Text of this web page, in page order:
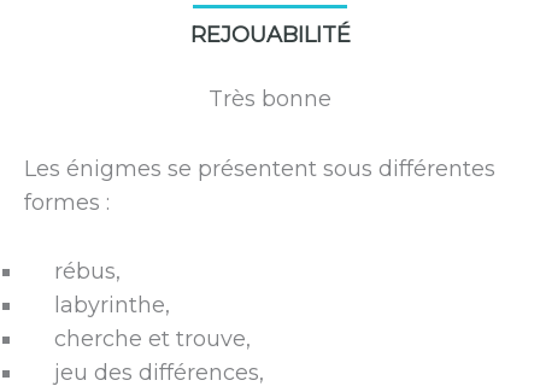
REJOUABILITÉ
Très bonne
Les énigmes se présentent sous différentes
formes :
rébus,
labyrinthe,
cherche et trouve,
jeu des différences,